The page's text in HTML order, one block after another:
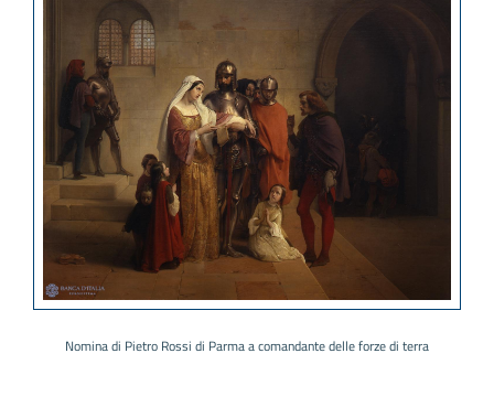
Nomina di Pietro Rossi di Parma a comandante delle forze di terra